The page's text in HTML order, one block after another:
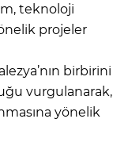
teknoloji
projeler
birbirini
vurgulanarak,
yönelik